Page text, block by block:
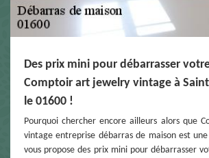
Des prix mini pour débarrasser
Comptoir art jewelry vintage à
le 01600 !
Pourquoi chercher encore ailleurs alors que
vintage entreprise débarras de maison est
vous propose des prix mini pour débarrasser